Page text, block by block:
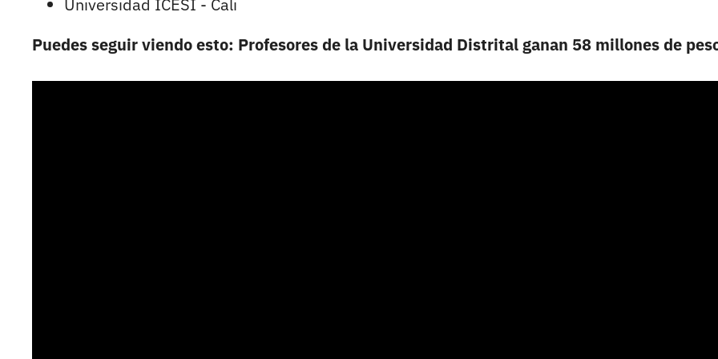
Universidad ICESI - Cali
Puedes seguir viendo esto: Profesores de la Universidad Distrital ganan 58 millones de